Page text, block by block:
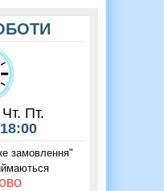
Пт.
замовлення"